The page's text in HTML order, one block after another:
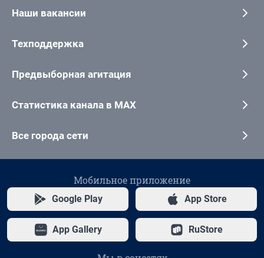
Наши вакансии
Техподдержка
Предвыборная агитация
Статистика канала в MAX
Все города сети
Мобильное приложение
Google Play App Store
App Gallery RuStore